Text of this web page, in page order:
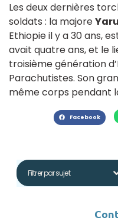
Les deux dernières
soldats : la majore
Ethiopie il y a 30 ans,
avait quatre ans, et le
troisième génération
Parachutistes. Son
même corps pendant
Facebook